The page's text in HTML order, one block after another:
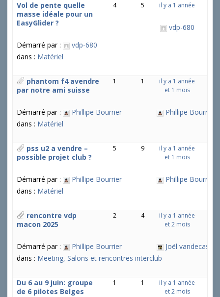
Vol de pente quelle
masse idéale pour un
EasyGlider ?
Démarré par :
vdp-680
dans : Matériel
4 5 il y a 1 année
vdp-680
phantom f4 avendre
par notre ami suisse
Démarré par :
Phillipe Bourrier
dans : Matériel
1 1
il y a 1 année
et 1 mois
Phillipe Bourrier
pss u2 a vendre –
possible projet club ?
Démarré par :
Phillipe Bourrier
dans : Matériel
5 9
il y a 1 année
et 1 mois
Phillipe Bourrier
rencontre vdp
macon 2025
Démarré par :
Phillipe Bourrier
dans : Meeting, Salons et rencontres interclub
2 4
il y a 1 année
et 2 mois
Joël
Du 6 au 9 juin: groupe
de 6 pilotes Belges
1 1
il y a 1 année
et 2 mois